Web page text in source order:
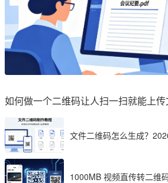
如何做一个二维码让人扫一扫就能上
文件二维码怎么生成？
1000MB 视频直传转二维